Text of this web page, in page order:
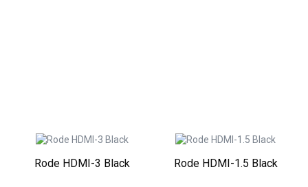
Rode HDMI-3 Black Rode HDMI-1.5 Black